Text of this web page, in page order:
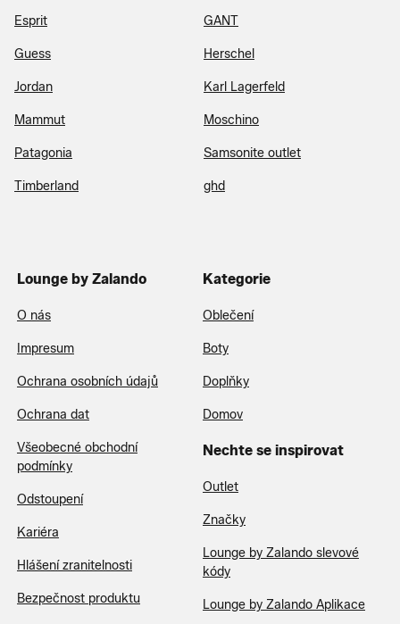
Esprit GANT
Guess Herschel
Jordan Karl Lagerfeld
Mammut Moschino
Patagonia Samsonite outlet
Timberland ghd
Lounge by Zalando
O nás
Impresum
Ochrana osobních údajů
Ochrana dat
Všeobecné obchodní
podmínky
Odstoupení
Kariéra
Hlášení zranitelnosti
Bezpečnost produktu
Kategorie
Oblečení
Boty
Doplňky
Domov
Nechte se inspirovat
Outlet
Značky
Lounge by Zalando slevové
kódy
Lounge by Zalando Aplikace